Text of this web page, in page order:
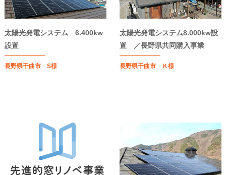
太陽光発電システム 6.400kw
設置
長野県千曲市 S様
太陽光発電システム8.000kw設
置 ／長野県共同購入事業
長野県千曲市 Ｋ様